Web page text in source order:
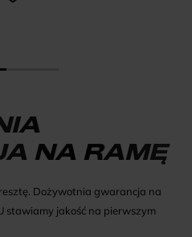
NA RAMĘ
Dożywotnia gwarancja na
stawiamy jakość na pierwszym